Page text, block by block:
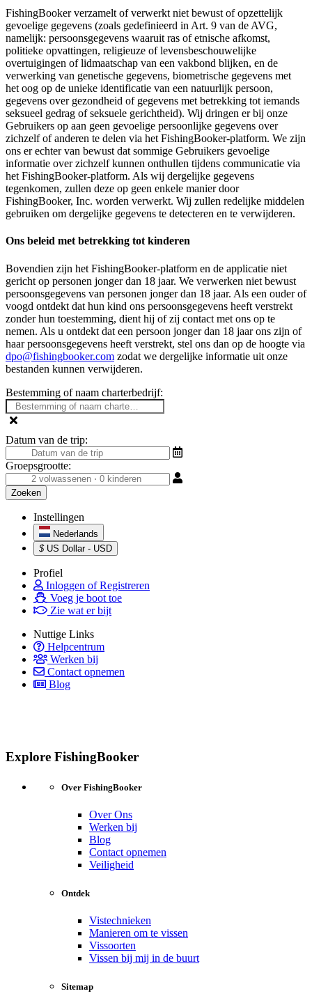
FishingBooker verzamelt of verwerkt niet bewust of opzettelijk
gevoelige gegevens (zoals gedefinieerd in Art. 9 van de AVG,
namelijk: persoonsgegevens waaruit ras of etnische afkomst,
politieke opvattingen, religieuze of levensbeschouwelijke
overtuigingen of lidmaatschap van een vakbond blijken, en de
verwerking van genetische gegevens, biometrische gegevens met
het oog op de unieke identificatie van een natuurlijk persoon,
gegevens over gezondheid of gegevens met betrekking tot iemands
seksueel gedrag of seksuele gerichtheid). Wij dringen er bij onze
Gebruikers op aan geen gevoelige persoonlijke gegevens over
zichzelf of anderen te delen via het FishingBooker-platform. We zijn
ons er echter van bewust dat sommige Gebruikers gevoelige
informatie over zichzelf kunnen onthullen tijdens communicatie via
het FishingBooker-platform. Als wij dergelijke gegevens
tegenkomen, zullen deze op geen enkele manier door
FishingBooker, Inc. worden verwerkt. Wij zullen redelijke middelen
gebruiken om dergelijke gegevens te detecteren en te verwijderen.
Ons beleid met betrekking tot kinderen
Bovendien zijn het FishingBooker-platform en de applicatie niet
gericht op personen jonger dan 18 jaar. We verwerken niet bewust
persoonsgegevens van personen jonger dan 18 jaar. Als een ouder of
voogd ontdekt dat hun kind ons persoonsgegevens heeft verstrekt
zonder hun toestemming, dient hij of zij contact met ons op te
nemen. Als u ontdekt dat een persoon jonger dan 18 jaar ons zijn of
haar persoonsgegevens heeft verstrekt, stel ons dan op de hoogte via
dpo@fishingbooker.com zodat we dergelijke informatie uit onze
bestanden kunnen verwijderen.
Bestemming of naam charterbedrijf:
Datum van de trip:
Groepsgrootte:
Instellingen
Nederlands
$ US Dollar - USD
Profiel
Inloggen of Registreren
Voeg je boot toe
Zie wat er bijt
Nuttige Links
Helpcentrum
Werken bij
Contact opnemen
Blog
Explore FishingBooker
Over FishingBooker
Over Ons
Werken bij
Blog
Contact opnemen
Veiligheid
Ontdek
Vistechnieken
Manieren om te vissen
Vissoorten
Vissen bij mij in de buurt
Sitemap